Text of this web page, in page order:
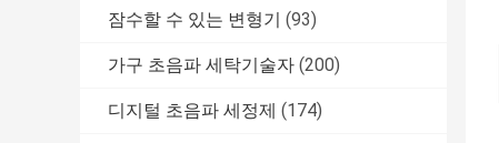
잠수할 수 있는 변형기 (93)
가구 초음파 세탁기술자 (200)
디지털 초음파 세정제 (174)